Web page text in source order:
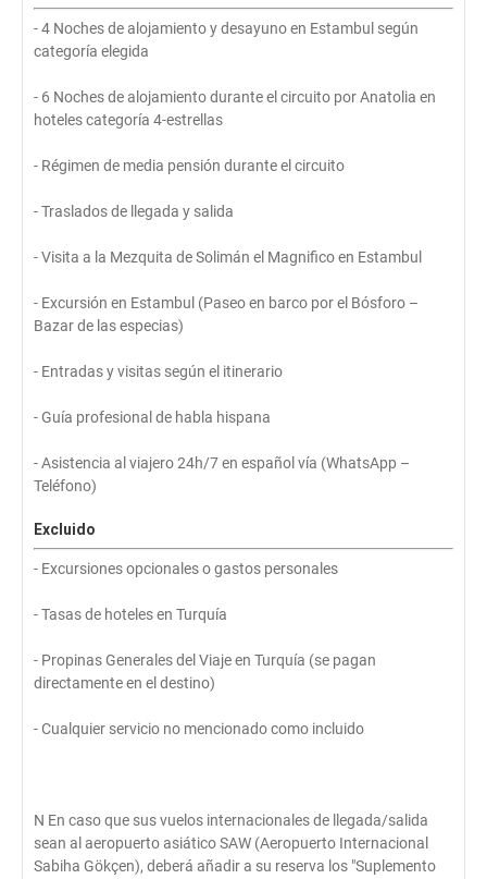
- 4 Noches de alojamiento y desayuno en Estambul según
categoría elegida
- 6 Noches de alojamiento durante el circuito por Anatolia en
hoteles categoría 4-estrellas
- Régimen de media pensión durante el circuito
- Traslados de llegada y salida
- Visita a la Mezquita de Solimán el Magnifico en Estambul
- Excursión en Estambul (Paseo en barco por el Bósforo –
Bazar de las especias)
- Entradas y visitas según el itinerario
- Guía profesional de habla hispana
- Asistencia al viajero 24h/7 en español vía (WhatsApp –
Teléfono)
Excluido
- Excursiones opcionales o gastos personales
- Tasas de hoteles en Turquía
- Propinas Generales del Viaje en Turquía (se pagan
directamente en el destino)
- Cualquier servicio no mencionado como incluido
N En caso que sus vuelos internacionales de llegada/salida
sean al aeropuerto asiático SAW (Aeropuerto Internacional
Sabiha Gökçen), deberá añadir a su reserva los "Suplemento